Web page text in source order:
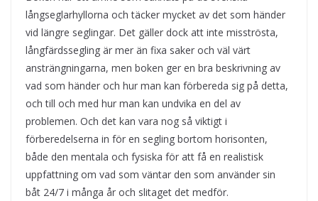
långseglarhyllorna och täcker mycket av det som händer
vid längre seglingar. Det gäller dock att inte misströsta,
långfärdssegling är mer än fixa saker och väl värt
ansträngningarna, men boken ger en bra beskrivning av
vad som händer och hur man kan förbereda sig på detta,
och till och med hur man kan undvika en del av
problemen. Och det kan vara nog så viktigt i
förberedelserna in för en segling bortom horisonten,
både den mentala och fysiska för att få en realistisk
uppfattning om vad som väntar den som använder sin
båt 24/7 i många år och slitaget det medför.